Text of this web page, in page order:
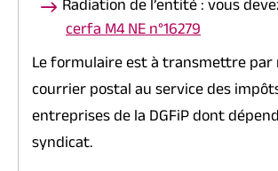
Radiation de l’entité : vous
cerfa M4 NE n°16279
Le formulaire est à transmettre par
courrier postal au service des
entreprises de la DGFiP dont
syndicat.